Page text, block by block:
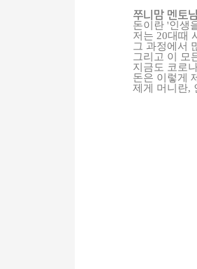
쭈니맘 멘토
돈이란 '인생
저는 20대때
그 과정에서
그리고 이 모
지금도 코로
돈은 이렇게
제게 머니란,